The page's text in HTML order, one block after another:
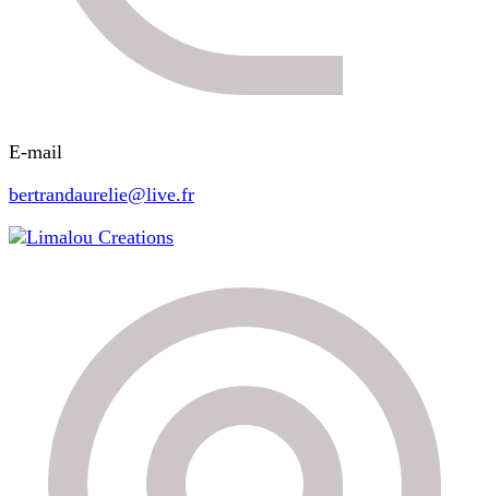
E-mail
bertrandaurelie@live.fr
Limalou Creations